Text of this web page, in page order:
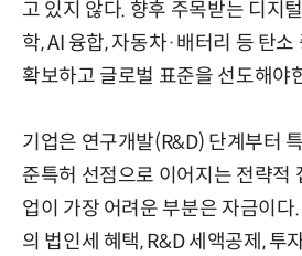
고 있지 않다. 향후 주목받는 디지
학, AI 융합, 자동차·배터리 등 탄
확보하고 글로벌 표준을 선도해야
기업은 연구개발(R&D) 단계부터
준특허 선점으로 이어지는 전략적
업이 가장 어려운 부분은 자금이다
의 법인세 혜택, R&D 세액공제, 투